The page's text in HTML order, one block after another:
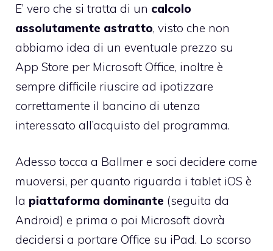
E’ vero che si tratta di un calcolo
assolutamente astratto, visto che non
abbiamo idea di un eventuale prezzo su
App Store per Microsoft Office, inoltre è
sempre difficile riuscire ad ipotizzare
correttamente il bancino di utenza
interessato all’acquisto del programma.
Adesso tocca a Ballmer e soci decidere come
muoversi, per quanto riguarda i tablet iOS è
la piattaforma dominante (seguita da
Android) e prima o poi Microsoft dovrà
decidersi a portare Office su iPad. Lo scorso